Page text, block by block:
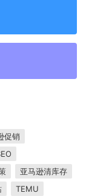
促销
亚马逊清库存
TEMU